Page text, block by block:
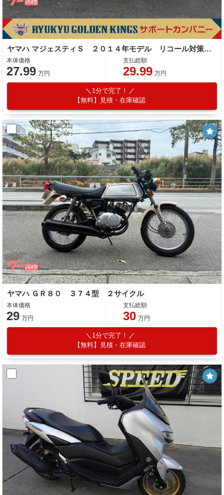
ヤマハ マジェスティＳ ２０１４年モデル リコール対策済み ＳＰタダオマフラー ＥＴＣ装備
本体価格
27.99 万円
支払総額
29.99 万円
1分で完了！
【無料】見積・在庫確認
ヤマハ ＧＲ８０ ３７４型 ２サイクル
本体価格
29 万円
支払総額
30 万円
1分で完了！
【無料】見積・在庫確認